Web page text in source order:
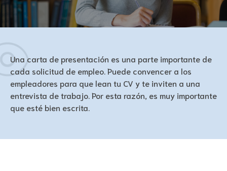
Una carta de presentación es una parte importante de
cada solicitud de empleo. Puede convencer a los
empleadores para que lean tu CV y te inviten a una
entrevista de trabajo. Por esta razón, es muy importante
que esté bien escrita.